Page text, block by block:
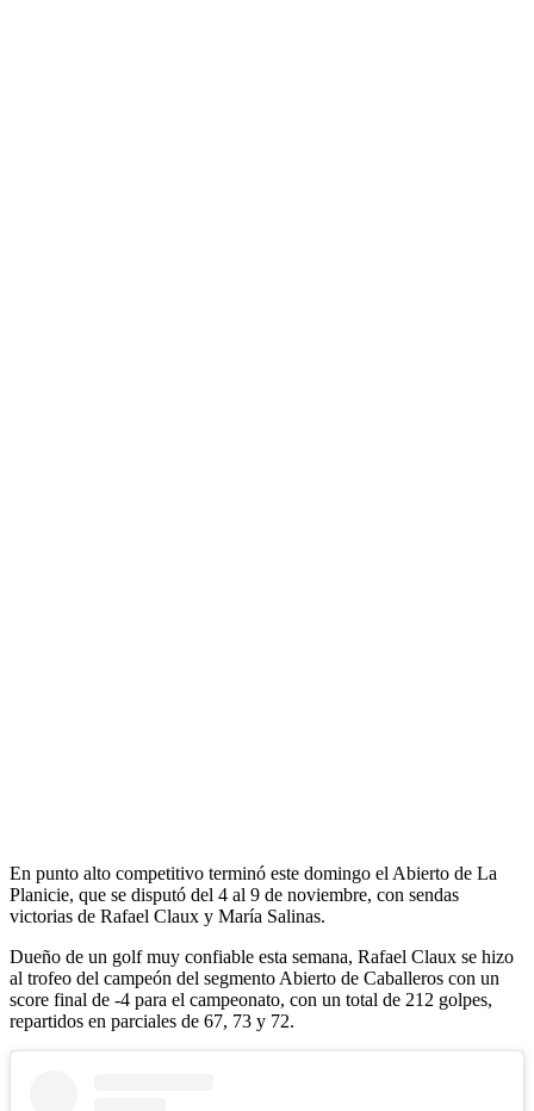
En punto alto competitivo terminó este domingo el Abierto de La
Planicie, que se disputó del 4 al 9 de noviembre, con sendas
victorias de Rafael Claux y María Salinas.
Dueño de un golf muy confiable esta semana, Rafael Claux se hizo
al trofeo del campeón del segmento Abierto de Caballeros con un
score final de -4 para el campeonato, con un total de 212 golpes,
repartidos en parciales de 67, 73 y 72.